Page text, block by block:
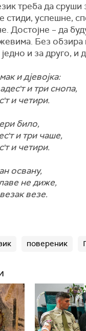
треба да
стиди, успешне,
Достојне – да
Без обзира
и за друго, и
и дјевојка:
и три снопа,
и четири.
било,
и три чаше,
и четири.
освану,
не диже,
везе.
повереник